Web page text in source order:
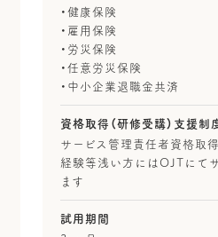
・健康保険
・雇用保険
・労災保険
・任意労災保険
・中小企業退職金共済
資格取得（研修受講）支援制
サービス管理責任者資格取得
経験等浅い方にはOJTにて
ます
試用期間